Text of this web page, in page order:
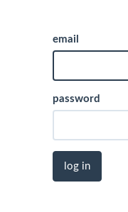
email
password
log in